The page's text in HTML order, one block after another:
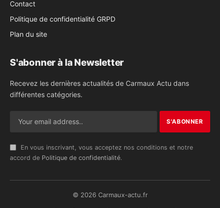
Contact
Politique de confidentialité GRPD
Plan du site
S'abonner à la Newsletter
Recevez les dernières actualités de Carmaux Actu dans
différentes catégories.
En vous inscrivant, vous acceptez nos conditions et notre
accord de Politique de confidentialité.
© 2026 Carmaux-actu.fr